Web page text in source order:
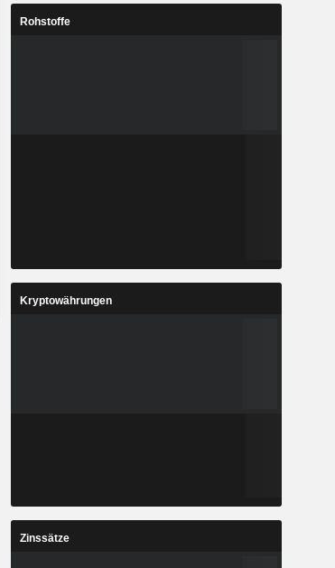
Rohstoffe
Kryptowährungen
Zinssätze